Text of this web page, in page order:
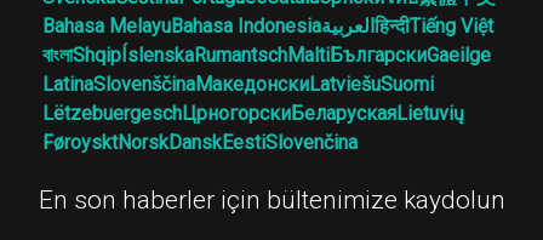
Bahasa MelayuBahasa Indonesiaالعربيةहिन्दीTiếng Việt
বাংলাShqipÍslenskaRumantschMaltiБългарскиGaeilge
LatinaSlovenščinaМакедонскиLatviešuSuomi
LëtzebuergeschЦрногорскиБеларускаяLietuvių
FøroysktNorskDanskEestiSlovenčina
En son haberler için bültenimize kaydolun